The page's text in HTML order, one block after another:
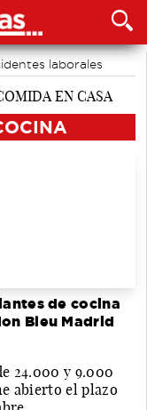
laborales
de cocina
Bleu Madrid
24.000 y 9.000
abierto el plazo